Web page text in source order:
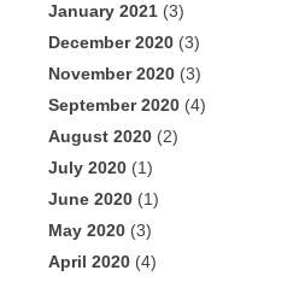
January 2021 (3)
December 2020 (3)
November 2020 (3)
September 2020 (4)
August 2020 (2)
July 2020 (1)
June 2020 (1)
May 2020 (3)
April 2020 (4)